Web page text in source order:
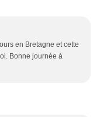
en Bretagne et cette
Bonne journée à